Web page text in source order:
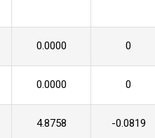
0.0000 0
0.0000 0
4.8758 -0.0819